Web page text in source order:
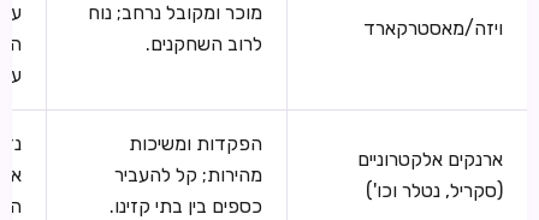
ויזה/מאסטרקארד
מוכר ומקובל נרחב; נוח
לרוב השחקנים.
ארנקים אלקטרוניים
(סקריל, נטלר וכו')
הפקדות ומשיכות
מהירות; קל להעביר
כספים בין בתי קזינו.